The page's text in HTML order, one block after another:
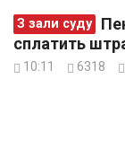
З зали суду
сплатить
10:11 6318